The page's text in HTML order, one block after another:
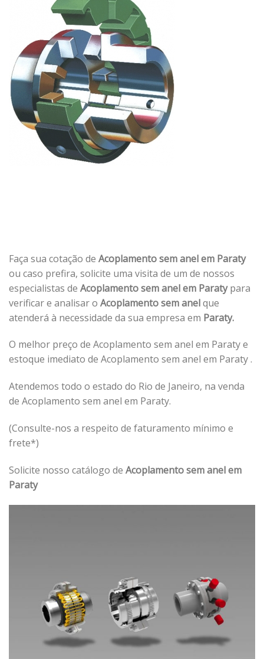
Faça sua cotação de Acoplamento sem anel em Paraty
ou caso prefira, solicite uma visita de um de nossos
especialistas de Acoplamento sem anel em Paratypara
verificar e analisar o Acoplamento sem anelque
atenderá à necessidade da sua empresa em Paraty.
O melhor preço de Acoplamento sem anel em Paraty e
estoque imediato de Acoplamento sem anel em Paraty .
Atendemos todo o estado do Rio de Janeiro, na venda
de Acoplamento sem anel em Paraty.
(Consulte-nos a respeito de faturamento mínimo e
frete*)
Solicite nosso catálogo de Acoplamento sem anel em
Paraty